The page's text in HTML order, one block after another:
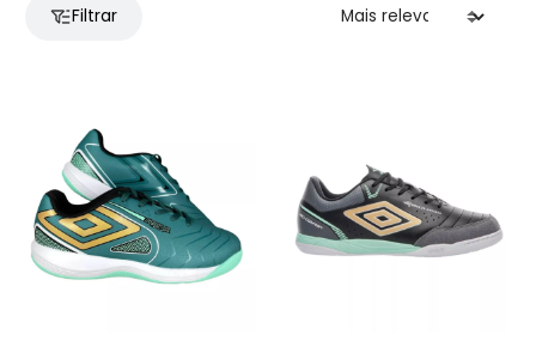
Filtrar